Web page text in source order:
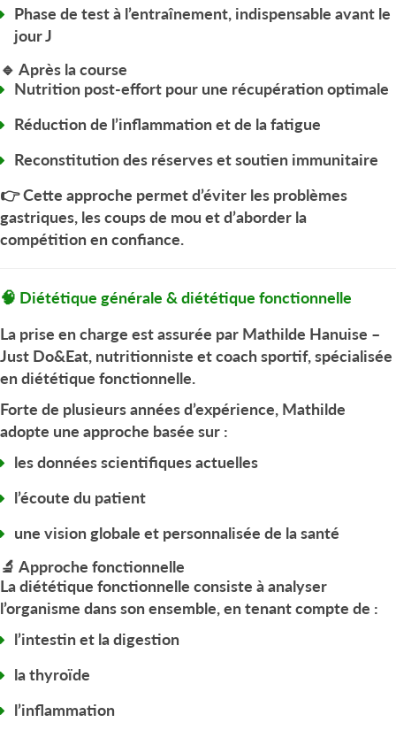
Phase de test à l’entraînement, indispensable avant le
jour J
🔹 Après la course
Nutrition post-effort pour une récupération optimale
Réduction de l’inflammation et de la fatigue
Reconstitution des réserves et soutien immunitaire
👉 Cette approche permet d’éviter les problèmes
gastriques, les coups de mou et d’aborder la
compétition en confiance.
🧠 Diététique générale & diététique fonctionnelle
La prise en charge est assurée par Mathilde Hanuise –
Just Do&Eat, nutritionniste et coach sportif, spécialisée
endiététique fonctionnelle.
Forte de plusieurs années d’expérience, Mathilde
adopte une approche basée sur :
lesdonnées scientifiques actuelles
l’écoute du patient
une visionglobale et personnalisée de la santé
🔬 Approche fonctionnelle
La diététique fonctionnelle consiste à analyser
l’organisme dans son ensemble, en tenant compte de :
l’intestin et la digestion
la thyroïde
l’inflammation